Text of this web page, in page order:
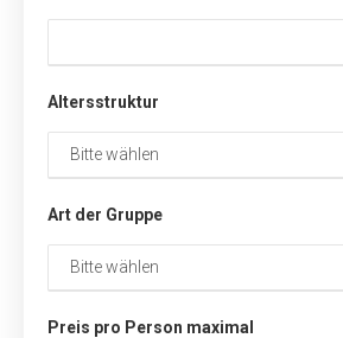
Altersstruktur
Art der Gruppe
Preis pro Person maximal